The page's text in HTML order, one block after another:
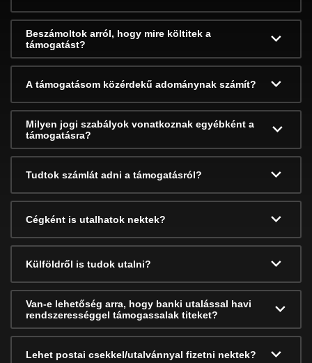
Beszámoltok arról, hogy mire költitek a
támogatást?
A támogatásom közérdekű adománynak számít?
Milyen jogi szabályok vonatkoznak egyébként a
támogatásra?
Tudtok számlát adni a támogatásról?
Cégként is utalhatok nektek?
Külföldről is tudok utalni?
Van-e lehetőség arra, hogy banki utalással havi
rendszerességgel támogassalak titeket?
Lehet postai csekkel/utalvánnyal fizetni nektek?